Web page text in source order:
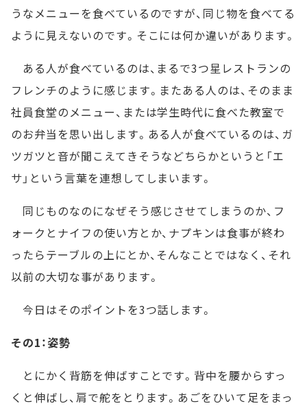
うなメニューを食べているのですが、同じ物を食べてる
ように見えないのです。そこには何か違いがあります。
ある人が食べているのは、まるで3つ星レストランの
フレンチのように感じます。またある人のは、そのまま
社員食堂のメニュー、または学生時代に食べた教室で
のお弁当を思い出します。ある人が食べているのは、ガ
ツガツと音が聞こえてきそうなどちらかというと「エ
サ」という言葉を連想してしまいます。
同じものなのになぜそう感じさせてしまうのか、フ
ォークとナイフの使い方とか、ナプキンは食事が終わ
ったらテーブルの上にとか、そんなことではなく、それ
以前の大切な事があります。
今日はそのポイントを3つ話します。
その1：姿勢
とにかく背筋を伸ばすことです。背中を腰からすっ
くと伸ばし、肩で舵をとります。あごをひいて足をまっ